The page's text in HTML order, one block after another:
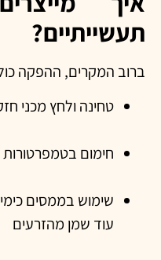
תעשייתיים?
ברוב המקרים, ההפקה
טחינה ולחץ מכני
חימום בטמפרטורות
שימוש בממסים
עוד שמן מהזרעים